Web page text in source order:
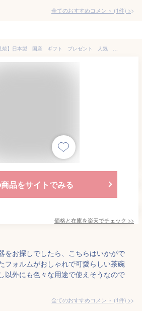
全てのおすすめコメント (1件) >
十草 むし碗【波佐見焼】日本製 国産 ギフト プレゼント 人気 おしゃれ 和食器 うつわ はさみ焼き ストライプ 蒸し碗 蓋物 蓋付碗 お正月 康創窯
品をサイトでみる
価格と在庫を楽天でチェック >>
をお探しでしたら、こちらはいかがで
フォルムがおしゃれで可愛らしい茶碗
以外にも色々な用途で使えそうなので
全てのおすすめコメント (1件) >